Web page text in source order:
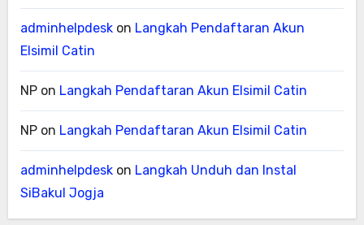
adminhelpdeskon Langkah Pendaftaran Akun
Elsimil Catin
NPon Langkah Pendaftaran Akun Elsimil Catin
NPon Langkah Pendaftaran Akun Elsimil Catin
adminhelpdeskon Langkah Unduh dan Instal
SiBakul Jogja